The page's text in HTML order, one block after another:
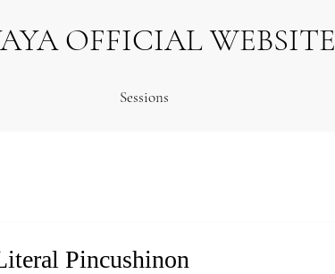
OFFICIAL WEBSITE
Sessions
Pincushinon